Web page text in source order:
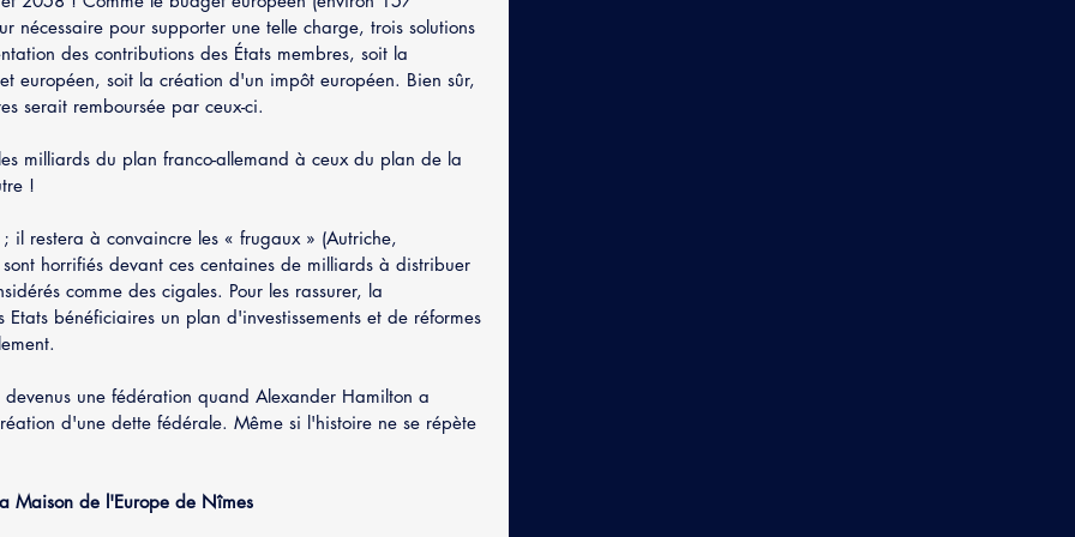
nécessaire pour supporter une telle charge, trois solutions
des contributions des États membres, soit la
européen, soit la création d'un impôt européen. Bien sûr,
serait remboursée par ceux-ci.
milliards du plan franco-allemand à ceux du plan de la
!
il restera à convaincre les « frugaux » (Autriche,
horrifiés devant ces centaines de milliards à distribuer
comme des cigales. Pour les rassurer, la
bénéficiaires un plan d'investissements et de réformes
devenus une fédération quand Alexander Hamilton a
d'une dette fédérale. Même si l'histoire ne se répète
Maison de l'Europe de Nîmes